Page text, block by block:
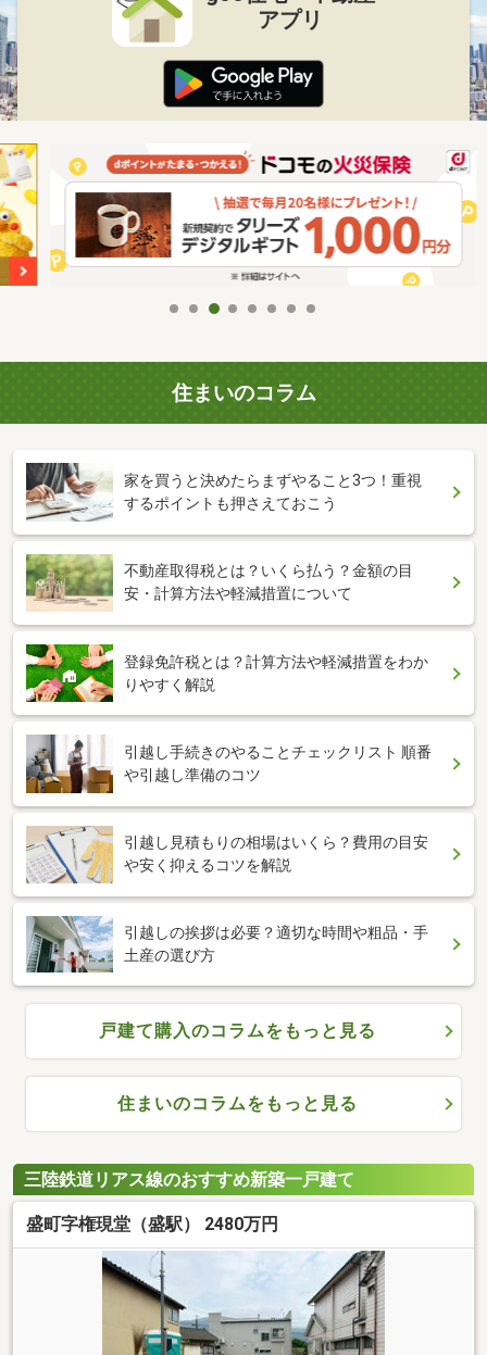
アプリ
住まいのコラム
家を買うと決めたらまずやること3つ！重視
するポイントも押さえておこう
不動産取得税とは？いくら払う？金額の目
安・計算方法や軽減措置について
登録免許税とは？計算方法や軽減措置をわか
りやすく解説
引越し手続きのやることチェックリスト 順番
や引越し準備のコツ
引越し見積もりの相場はいくら？費用の目安
や安く抑えるコツを解説
引越しの挨拶は必要？適切な時間や粗品・手
土産の選び方
戸建て購入のコラムをもっと見る
住まいのコラムをもっと見る
三陸鉄道リアス線のおすすめ新築一戸建て
盛町字権現堂（盛駅） 2480万円